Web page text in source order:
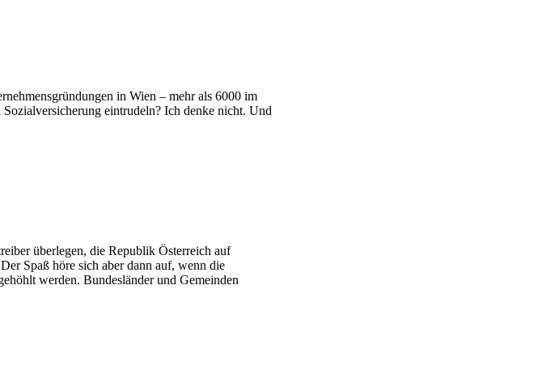
in Wien – mehr als 6000 im
eintrudeln? Ich denke nicht. Und
überlegen, die Republik Österreich auf
Spaß höre sich aber dann auf, wenn die
werden. Bundesländer und Gemeinden